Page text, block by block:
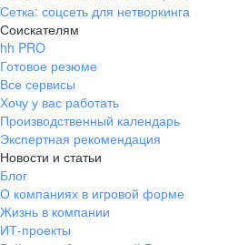
Сетка: соцсеть для нетворкинга
Соискателям
hh PRO
Готовое резюме
Все сервисы
Хочу у вас работать
Производственный календарь
Экспертная рекомендация
Новости и статьи
Блог
О компаниях в игровой форме
Жизнь в компании
ИТ-проекты